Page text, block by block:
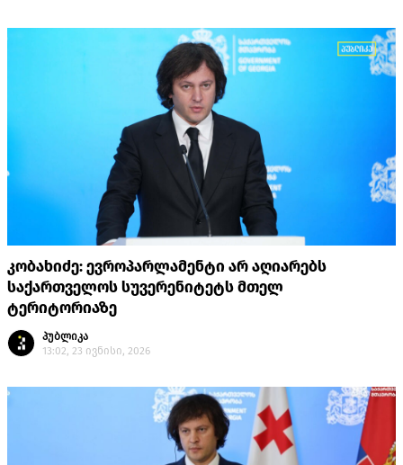
კობახიძე: ევროპარლამენტი არ აღიარებს
საქართველოს სუვერენიტეტს მთელ
ტერიტორიაზე
პუბლიკა
13:02, 23 ივნისი, 2026